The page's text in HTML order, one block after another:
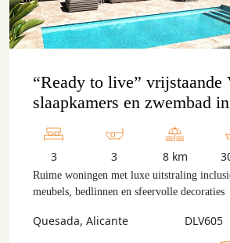
“Ready to live” vrijstaande
slaapkamers en zwembad
3 3 8 km
Ruime woningen met luxe uitstraling
meubels, bedlinnen en sfeervolle decoraties
Quesada, Alicante DLV605